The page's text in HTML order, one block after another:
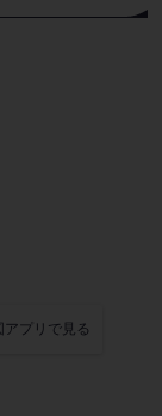
アプリで見る